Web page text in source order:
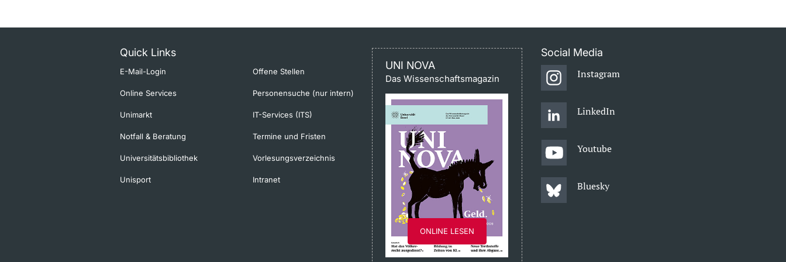
Quick Links
E-Mail-Login Offene Stellen
Online Services Personensuche (nur intern)
Unimarkt IT-Services (ITS)
Notfall & Beratung Termine und Fristen
Universitätsbibliothek Vorlesungsverzeichnis
Unisport Intranet
UNI NOVA
Das Wissenschaftsmagazin
ONLINE LESEN
Social Media
Instagram
LinkedIn
Youtube
Bluesky